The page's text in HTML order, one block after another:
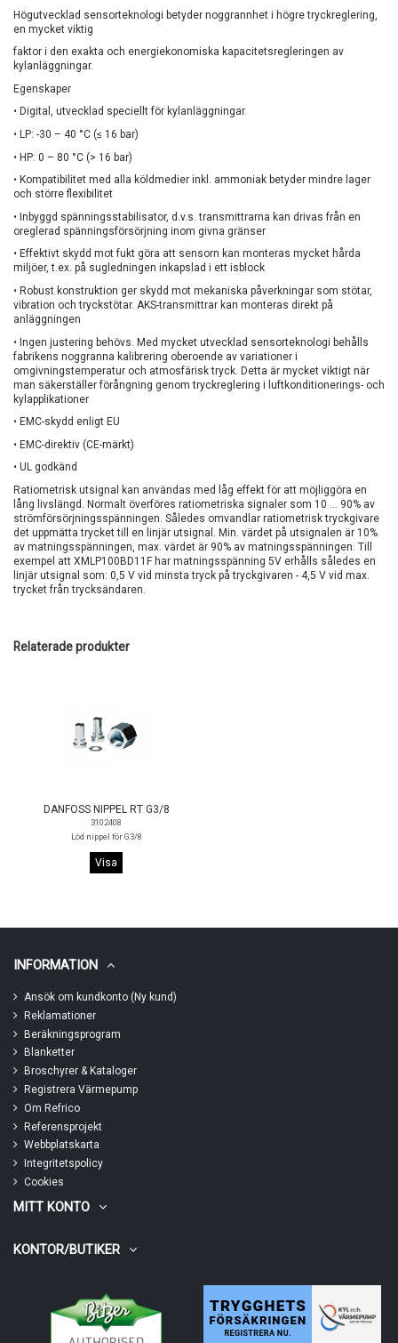
Högutvecklad sensorteknologi betyder noggrannhet i högre tryckreglering,
en mycket viktig
faktor i den exakta och energiekonomiska kapacitetsregleringen av
kylanläggningar.
Egenskaper
• Digital, utvecklad speciellt för kylanläggningar.
• LP: -30 – 40 °C (≤ 16 bar)
• HP: 0 – 80 °C (> 16 bar)
• Kompatibilitet med alla köldmedier inkl. ammoniak betyder mindre lager
och större flexibilitet
• Inbyggd spänningsstabilisator, d.v.s. transmittrarna kan drivas från en
oreglerad spänningsförsörjning inom givna gränser
• Effektivt skydd mot fukt göra att sensorn kan monteras mycket hårda
miljöer, t.ex. på sugledningen inkapslad i ett isblock
• Robust konstruktion ger skydd mot mekaniska påverkningar som stötar,
vibration och tryckstötar. AKS-transmittrar kan monteras direkt på
anläggningen
• Ingen justering behövs. Med mycket utvecklad sensorteknologi behålls
fabrikens noggranna kalibrering oberoende av variationer i
omgivningstemperatur och atmosfärisk tryck. Detta är mycket viktigt när
man säkerställer förångning genom tryckreglering i luftkonditionerings- och
kylapplikationer
• EMC-skydd enligt EU
• EMC-direktiv (CE-märkt)
• UL godkänd
Ratiometrisk utsignal kan användas med låg effekt för att möjliggöra en
lång livslängd. Normalt överföres ratiometriska signaler som 10 ... 90% av
strömförsörjningsspänningen. Således omvandlar ratiometrisk tryckgivare
det uppmätta trycket till en linjär utsignal. Min. värdet på utsignalen är 10%
av matningsspänningen, max. värdet är 90% av matningsspänningen. Till
exempel att XMLP100BD11F har matningsspänning 5V erhålls således en
linjär utsignal som: 0,5 V vid minsta tryck på tryckgivaren - 4,5 V vid max.
trycket från trycksändaren.
Relaterade produkter
DANFOSS NIPPEL RT G3/8
3102408
Löd nippel för G3/8
Visa
INFORMATION
Ansök om kundkonto (Ny kund)
Reklamationer
Beräkningsprogram
Blanketter
Broschyrer & Kataloger
Registrera Värmepump
Om Refrico
Referensprojekt
Webbplatskarta
Integritetspolicy
Cookies
MITT KONTO
KONTOR/BUTIKER